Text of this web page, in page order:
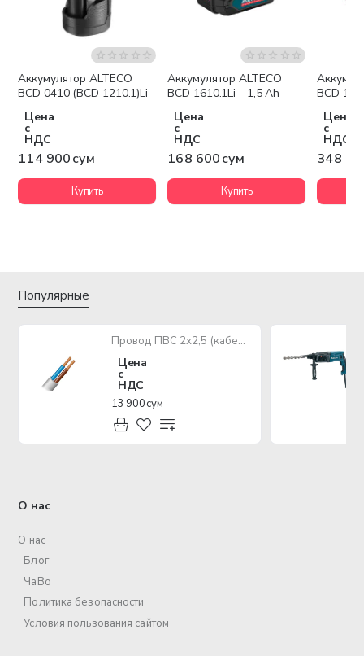
Аккумулятор ALTECO
BCD 0410 (BCD 1210.1)Li
Цена
с
НДС
114 900 сум
Купить
Аккумулятор ALTECO
BCD 1610.1Li - 1,5 Ah
Цена
с
НДС
168 600 сум
Купить
BCD
Цена
с
НДС
348
Популярные
Провод ПВС 2х2,5 (кабель медный многожильный)
Цена
с
НДС
13 900 сум
О нас
О нас
Блог
ЧаВо
Политика безопасности
Условия пользования сайтом